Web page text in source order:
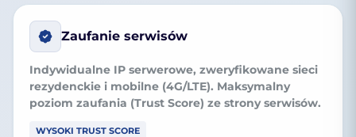
Zaufanie serwisów
Indywidualne IP serwerowe, zweryfikowane sieci
rezydenckie i mobilne (4G/LTE). Maksymalny
poziom zaufania (Trust Score) ze strony serwisów.
WYSOKI TRUST SCORE